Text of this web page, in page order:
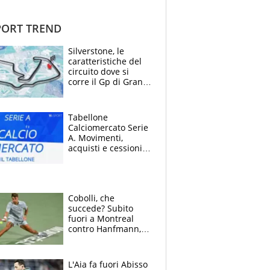
TREND
Silverstone, le
caratteristiche del
circuito dove si
corre il Gp di Gran
Tabellone
Calciomercato Serie
A. Movimenti,
acquisti e cessioni:
Cobolli, che
succede? Subito
fuori a Montreal
contro Hanfmann,
L'Aia fa fuori Abisso